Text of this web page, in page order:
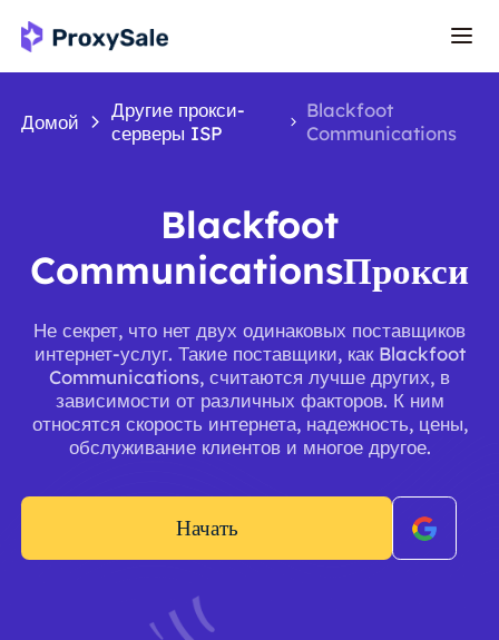
Домой
Другие прокси-
серверы ISP
Blackfoot
Communications
Blackfoot
CommunicationsПрокси
Не секрет, что нет двух одинаковых поставщиков
интернет-услуг. Такие поставщики, как Blackfoot
Communications, считаются лучше других, в
зависимости от различных факторов. К ним
относятся скорость интернета, надежность, цены,
обслуживание клиентов и многое другое.
Начать